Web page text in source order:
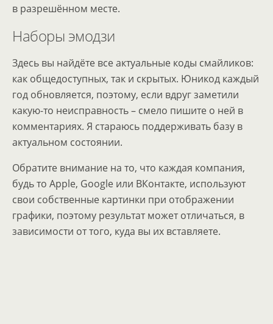
в разрешённом месте.
Наборы эмодзи
Здесь вы найдёте все актуальные коды смайликов:
как общедоступных, так и скрытых. Юникод каждый
год обновляется, поэтому, если вдруг заметили
какую-то неисправность – смело пишите о ней в
комментариях. Я стараюсь поддерживать базу в
актуальном состоянии.
Обратите внимание на то, что каждая компания,
будь то Apple, Google или ВКонтакте, используют
свои собственные картинки при отображении
графики, поэтому результат может отличаться, в
зависимости от того, куда вы их вставляете.